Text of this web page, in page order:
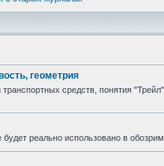
геометрия
средств, понятия
будет реально использовано в